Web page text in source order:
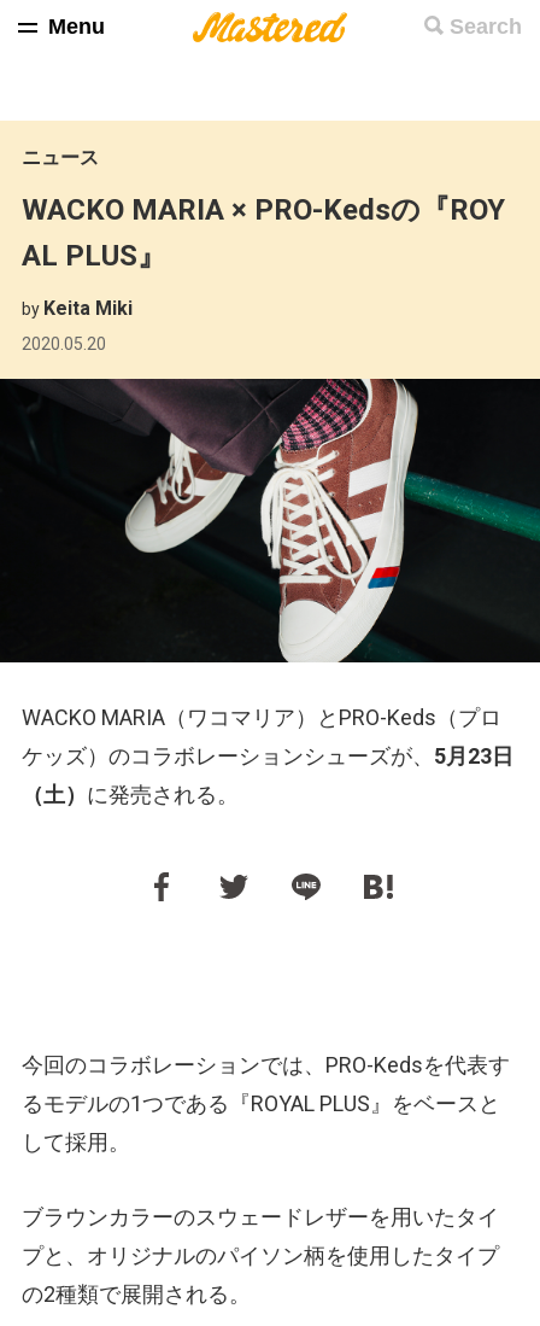
Search
Menu
ニュース
WACKO MARIA × PRO-Kedsの『ROY
AL PLUS』
by Keita Miki
2020.05.20
WACKO MARIA（ワコマリア）とPRO-Keds（プロ
ケッズ）のコラボレーションシューズが、 5月23日
（土） に発売される。
今回のコラボレーションでは、PRO-Kedsを代表す
るモデルの1つである『ROYAL PLUS』をベースと
して採用。
ブラウンカラーのスウェードレザーを用いたタイ
プと、オリジナルのパイソン柄を使用したタイプ
の2種類で展開される。